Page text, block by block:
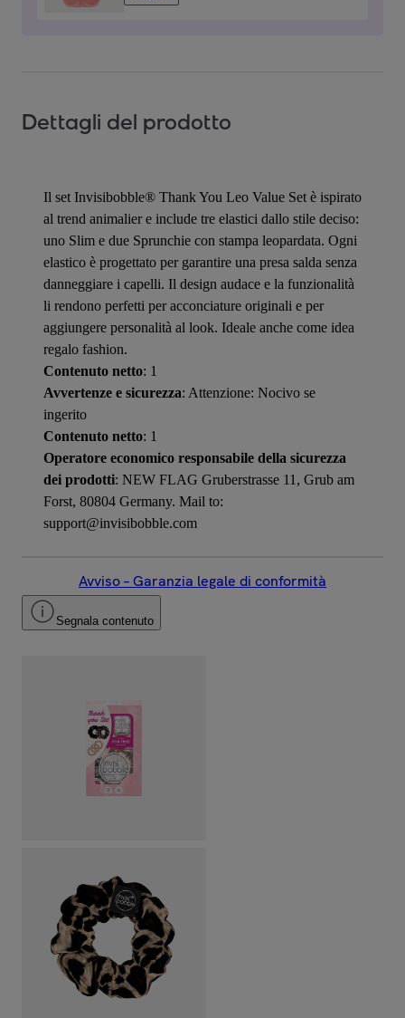
Dettagli del prodotto
Il set Invisibobble® Thank You Leo Value Set è ispirato
al trend animalier e include tre elastici dallo stile deciso:
uno Slim e due Sprunchie con stampa leopardata. Ogni
elastico è progettato per garantire una presa salda senza
danneggiare i capelli. Il design audace e la funzionalità
li rendono perfetti per acconciature originali e per
aggiungere personalità al look. Ideale anche come idea
regalo fashion.
Contenuto netto: 1
Avvertenze e sicurezza: Attenzione: Nocivo se
ingerito
Contenuto netto: 1
Operatore economico responsabile della sicurezza
dei prodotti: NEW FLAG Gruberstrasse 11, Grub am
Forst, 80804 Germany. Mail to:
support@invisibobble.com
Avviso – Garanzia legale di conformità
Segnala contenuto